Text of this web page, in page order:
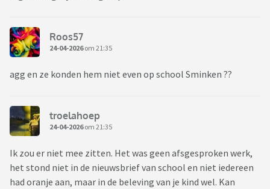
Roos57
24-04-2026om 21:35
agg en ze konden hem niet even op school Sminken ??
troelahoep
24-04-2026om 21:35
Ik zou er niet mee zitten. Het was geen afsgesproken werk,
het stond niet in de nieuwsbrief van school en niet iedereen
had oranje aan, maar in de beleving van je kind wel. Kan